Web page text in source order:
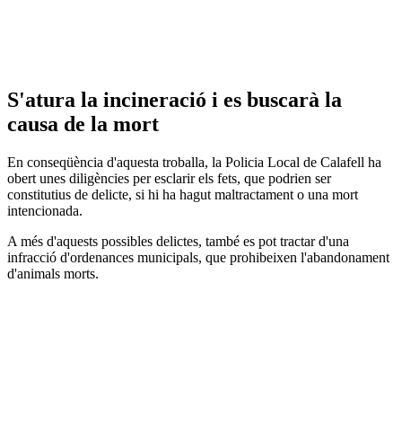
S'atura la incineració i es buscarà la
causa de la mort
En conseqüència d'aquesta troballa, la Policia Local de Calafell ha
obert unes diligències per esclarir els fets, que podrien ser
constitutius de delicte, si hi ha hagut maltractament o una mort
intencionada.
A més d'aquests possibles delictes, també es pot tractar d'una
infracció d'ordenances municipals, que prohibeixen l'abandonament
d'animals morts.